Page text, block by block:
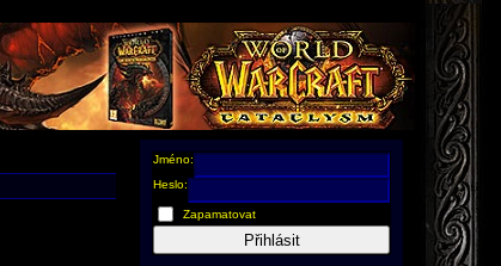
Jméno:
Heslo:
Zapamatovat
Přihlásit